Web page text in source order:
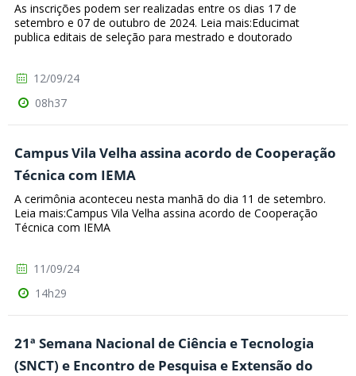
As inscrições podem ser realizadas entre os dias 17 de
setembro e 07 de outubro de 2024. Leia mais:Educimat
publica editais de seleção para mestrado e doutorado
12/09/24
08h37
Campus Vila Velha assina acordo de Cooperação
Técnica com IEMA
A cerimônia aconteceu nesta manhã do dia 11 de setembro.
Leia mais:Campus Vila Velha assina acordo de Cooperação
Técnica com IEMA
11/09/24
14h29
21ª Semana Nacional de Ciência e Tecnologia
(SNCT) e Encontro de Pesquisa e Extensão do